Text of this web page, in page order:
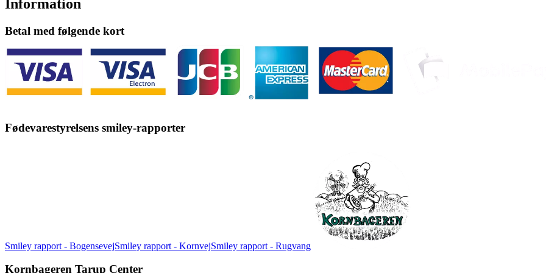
Information
Betal med følgende kort
Fødevarestyrelsens smiley-rapporter
Smiley rapport - BogensevejSmiley rapport - KornvejSmiley rapport - Rugvang
Kornbageren Tarup Center